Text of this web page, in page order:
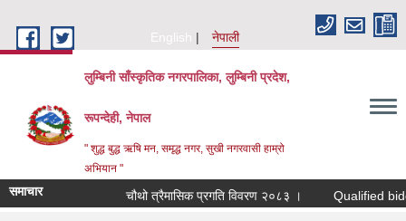
English
नेपाली
लुम्बिनी साँस्कृतिक नगरपालिका, लुम्बिनी प्रदेश,
रूपन्देही, नेपाल
" शुद्ध बुद्ध ऋषि मन, समृद्ध नगर, सुखी नगरवासी हाम्रो
अभियान "
समाचार चौथो त्रैमासिक प्रगति विवरण २०८३ । Qualified bidders